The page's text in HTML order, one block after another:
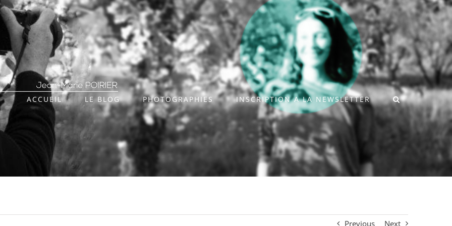
ACCUEIL LE BLOG PHOTOGRAPHIES INSCRIPTION A LA NEWSLETTER
Previous Next